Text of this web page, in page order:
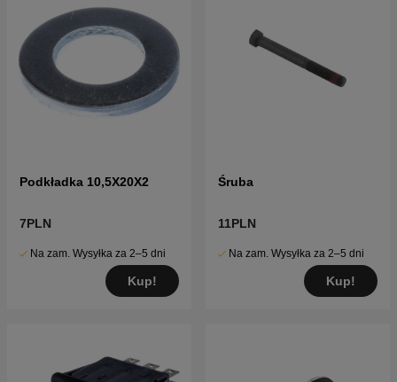
Podkładka 10,5X20X2
7PLN
Na zam. Wysyłka za 2–5 dni
Kup!
Śruba
11PLN
Na zam. Wysyłka za 2–5 dni
Kup!